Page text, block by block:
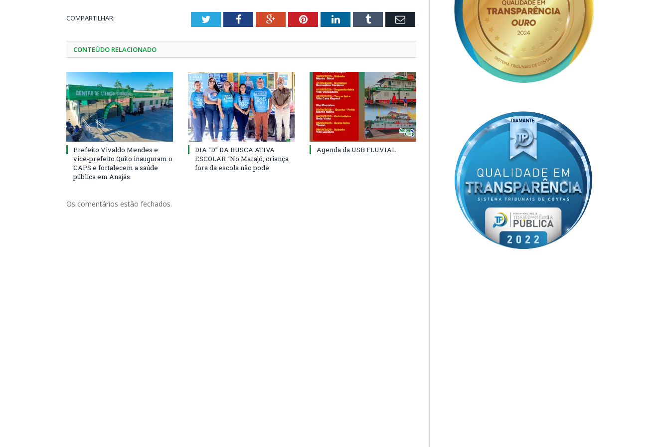
COMPARTILHAR: TwitterFacebookGoogle+PinterestLinkedInTumblr Email
CONTEÚDO RELACIONADO
Prefeito Vivaldo Mendes e
vice-prefeito Quito inauguram o
CAPS e fortalecem a saúde
pública em Anajás.
DIA “D” DA BUSCA ATIVA
ESCOLAR “No Marajó, criança
fora da escola não pode
Agenda da USB FLUVIAL
Os comentários estão fechados.